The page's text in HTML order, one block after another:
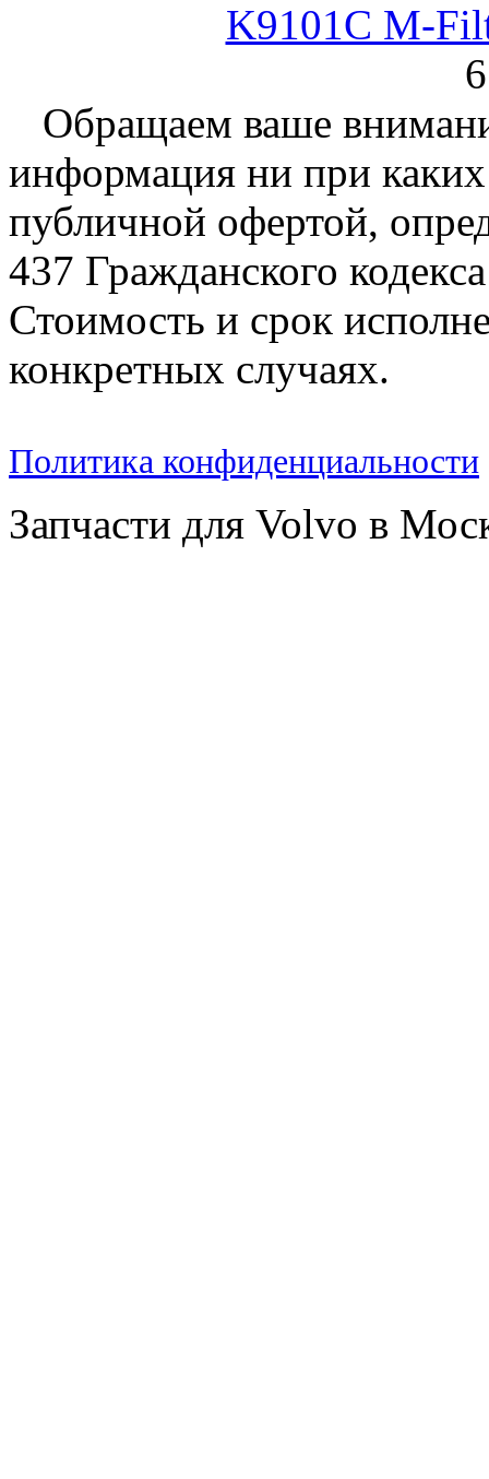
K9101C M-
Обращаем ваше
информация ни при каких
публичной офертой,
437 Гражданского
Стоимость и срок
конкретных случаях.
Политика конфиденциальности
Запчасти для Volvo в